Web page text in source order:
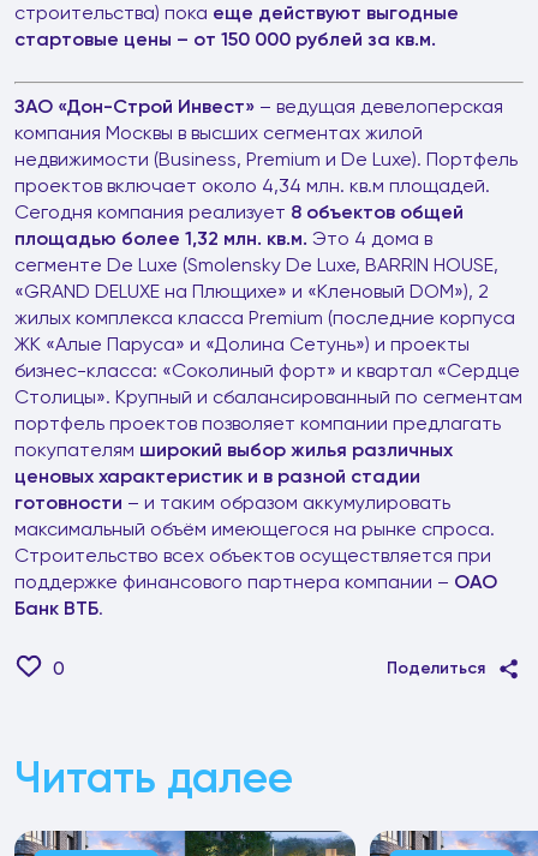
строительства) пока еще действуют выгодные
стартовые цены – от 150 000 рублей за кв.м.
ЗАО «Дон-Строй Инвест» – ведущая девелоперская
компания Москвы в высших сегментах жилой
недвижимости (Business, Premium и De Luxe). Портфель
проектов включает около 4,34 млн. кв.м площадей.
Сегодня компания реализует 8 объектов общей
площадью более 1,32 млн. кв.м. Это 4 дома в
сегменте De Luxe (Smolensky De Luxe, BARRIN HOUSE,
«GRAND DELUXE на Плющихе» и «Кленовый DOM»), 2
жилых комплекса класса Premium (последние корпуса
ЖК «Алые Паруса» и «Долина Сетунь») и проекты
бизнес-класса: «Соколиный форт» и квартал «Сердце
Столицы». Крупный и сбалансированный по сегментам
портфель проектов позволяет компании предлагать
покупателям широкий выбор жилья различных
ценовых характеристик и в разной стадии
готовности – и таким образом аккумулировать
максимальный объём имеющегося на рынке спроса.
Строительство всех объектов осуществляется при
поддержке финансового партнера компании – ОАО
Банк ВТБ.
0 Поделиться
Читать далее